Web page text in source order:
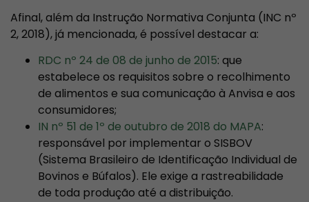
Afinal, além da Instrução Normativa Conjunta (INC nº
2, 2018), já mencionada, é possível destacar a:
RDC nº 24 de 08 de junho de 2015: que
estabelece os requisitos sobre o recolhimento
de alimentos e sua comunicação à Anvisa e aos
consumidores;
IN nº 51 de 1º de outubro de 2018 do MAPA:
responsável por implementar o SISBOV
(Sistema Brasileiro de Identificação Individual de
Bovinos e Búfalos). Ele exige a rastreabilidade
de toda produção até a distribuição.